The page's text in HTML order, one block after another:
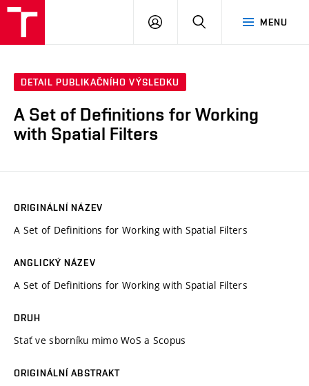
MENU
PŘIHLÁSIT
DETAIL PUBLIKAČNÍHO VÝSLEDKU
A Set of Definitions for Working
with Spatial Filters
ORIGINÁLNÍ NÁZEV
A Set of Definitions for Working with Spatial Filters
ANGLICKÝ NÁZEV
A Set of Definitions for Working with Spatial Filters
DRUH
Stať ve sborníku mimo WoS a Scopus
ORIGINÁLNÍ ABSTRAKT